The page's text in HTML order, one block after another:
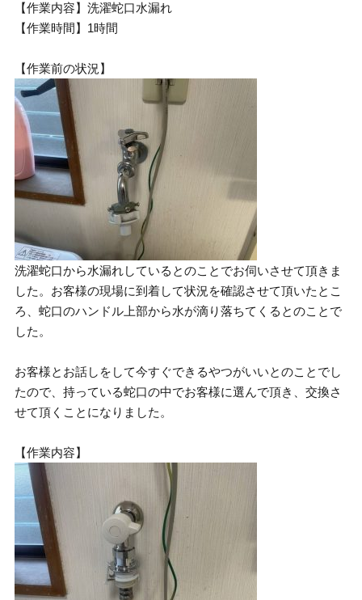
【作業内容】洗濯蛇口水漏れ
【作業時間】1時間
【作業前の状況】
洗濯蛇口から水漏れしているとのことでお伺いさせて頂きま
した。お客様の現場に到着して状況を確認させて頂いたとこ
ろ、蛇口のハンドル上部から水が滴り落ちてくるとのことで
した。
お客様とお話しをして今すぐできるやつがいいとのことでし
たので、持っている蛇口の中でお客様に選んで頂き、交換さ
せて頂くことになりました。
【作業内容】